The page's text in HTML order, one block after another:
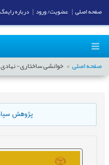
صفحه اصلی خوانشی ساختاری- نهادی
پژوهش
صفحه اصلی عضویت/ ورود درباره رایمگ